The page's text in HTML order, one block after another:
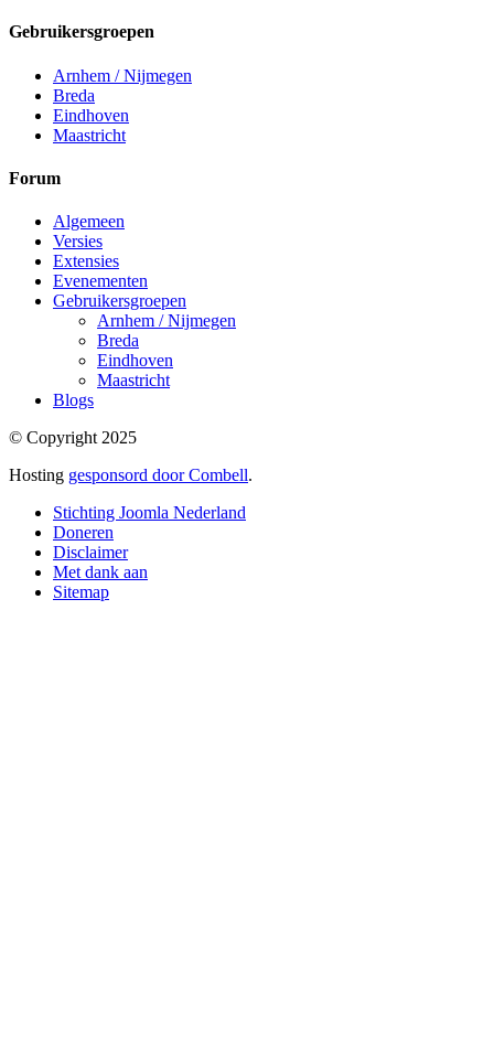
Gebruikersgroepen
Arnhem / Nijmegen
Breda
Eindhoven
Maastricht
Forum
Algemeen
Versies
Extensies
Evenementen
Gebruikersgroepen
Arnhem / Nijmegen
Breda
Eindhoven
Maastricht
Blogs
© Copyright 2025
Hosting gesponsord door Combell.
Stichting Joomla Nederland
Doneren
Disclaimer
Met dank aan
Sitemap